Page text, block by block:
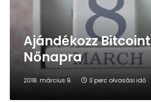
Ajándékozz Bitcoint
Nőnapra
2018. március 9. 3 perc olvasási idő